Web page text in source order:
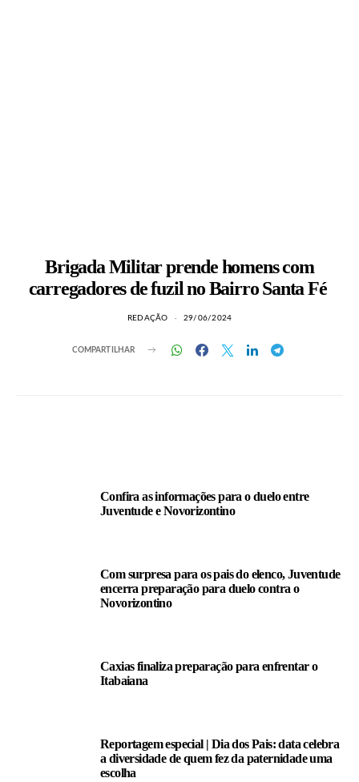
Brigada Militar prende homens com
carregadores de fuzil no Bairro Santa Fé
REDAÇÃO 29/06/2024
COMPARTILHAR
Confira as informações para o duelo entre
Juventude e Novorizontino
Com surpresa para os pais do elenco, Juventude
encerra preparação para duelo contra o
Novorizontino
Caxias finaliza preparação para enfrentar o
Itabaiana
Reportagem especial | Dia dos Pais: data celebra
a diversidade de quem fez da paternidade uma
escolha